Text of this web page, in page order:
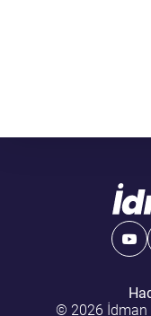
© 2026 İdman